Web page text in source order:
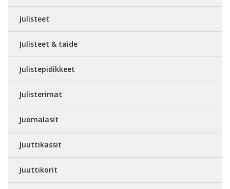
Julisteet
Julisteet & taide
Julistepidikkeet
Julisterimat
Juomalasit
Juuttikassit
Juuttikorit